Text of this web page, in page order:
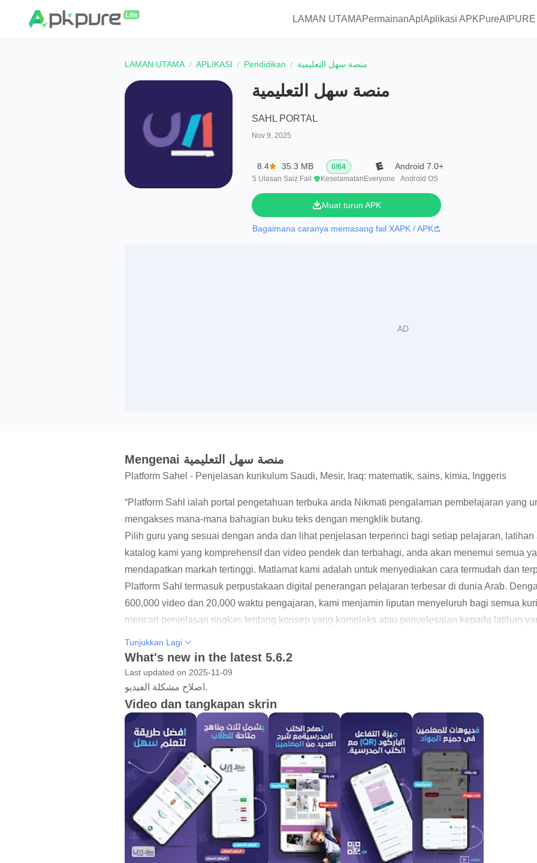
LAMAN UTAMAPermainanApl Aplikasi APKPureAIPURE
LAMAN UTAMA APLIKASI Pendidikan منصة سهل التعليمية
منصة سهل التعليمية
SAHL PORTAL
Nov 9, 2025
8.4
5 Ulasan
35.3 MB
Saiz Fail
0/64
Keselamatan Everyone
Android 7.0+
Android OS
Muat turun APK
Bagaimana caranya memasang fail XAPK / APK
Mengenai منصة سهل التعليمية
Platform Sahel - Penjelasan kurikulum Saudi, Mesir, Iraq: matematik, sains, kimia, Inggeris
“Platform Sahl ialah portal pengetahuan terbuka anda Nikmati pengalaman pembelajaran yang
mengakses mana-mana bahagian buku teks dengan mengklik butang.
Pilih guru yang sesuai dengan anda dan lihat penjelasan terperinci bagi setiap pelajaran, latihan
katalog kami yang komprehensif dan video pendek dan terbahagi, anda akan menemui semua
mendapatkan markah tertinggi. Matlamat kami adalah untuk menyediakan cara termudah dan
Platform Sahl termasuk perpustakaan digital penerangan pelajaran terbesar di dunia Arab.
600,000 video dan 20,000 waktu pengajaran, kami menjamin liputan menyeluruh bagi semua
mencari penjelasan ringkas tentang konsep yang kompleks atau penyelesaian kepada latihan
Tunjukkan Lagi
What's new in the latest 5.6.2
Last updated on 2025-11-09
اصلاح مشكلة الفيديو.
Video dan tangkapan skrin